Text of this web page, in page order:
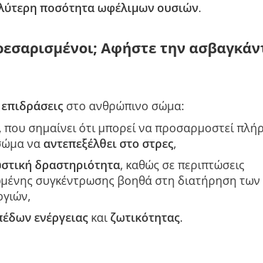
ποσότητα ωφέλιμων ουσιών.
Αφήστε την
στο ανθρώπινο σώμα:
, που σημαίνει ότι μπορεί να προσαρμοστεί
νααντεπεξέλθει στο στρες,
δραστηριότητα, καθώς σε περιπτώσεις
συγκέντρωσης βοηθά στη διατήρηση των
ενέργειας καιζωτικότητας.